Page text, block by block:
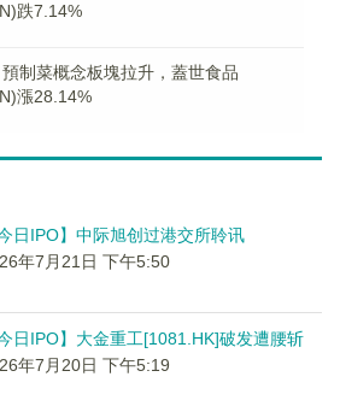
跌7.14%
預制菜概念板塊拉升，蓋世食品
漲28.14%
今日IPO】中际旭创过港交所聆讯
年7月21日 下午5:50
今日IPO】大金重工[1081.HK]破发遭腰斩
年7月20日 下午5:19